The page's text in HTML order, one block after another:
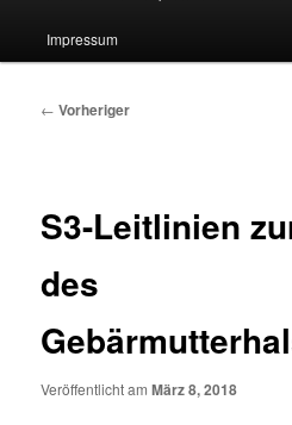
Impressum
Beitragsnavigation
← Vorheriger
S3-Leitlinien
des
Veröffentlicht amMärz 8, 2018